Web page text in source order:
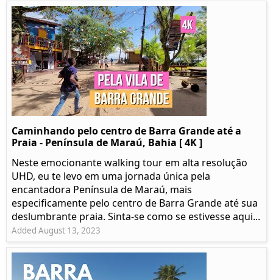
Caminhando pelo centro de Barra Grande até a
Praia - Península de Maraú, Bahia [ 4K ]
Neste emocionante walking tour em alta resolução
UHD, eu te levo em uma jornada única pela
encantadora Península de Maraú, mais
especificamente pelo centro de Barra Grande até sua
deslumbrante praia. Sinta-se como se estivesse aqui...
Added August 13, 2023